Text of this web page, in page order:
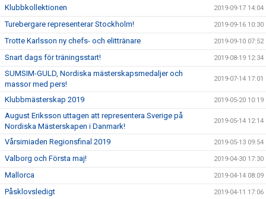
Klubbkollektionen 2019-09-17 14:04
Turebergare representerar Stockholm! 2019-09-16 10:30
Trotte Karlsson ny chefs- och elittränare 2019-09-10 07:52
Snart dags för träningsstart! 2019-08-19 12:34
SUMSIM-GULD, Nordiska mästerskapsmedaljer och
massor med pers!
2019-07-14 17:01
Klubbmästerskap 2019 2019-05-20 10:19
August Eriksson uttagen att representera Sverige på
Nordiska Mästerskapen i Danmark!
2019-05-14 12:14
Vårsimiaden Regionsfinal 2019 2019-05-13 09:54
Valborg och Första maj! 2019-04-30 17:30
Mallorca 2019-04-14 08:09
Påsklovsledigt 2019-04-11 17:06